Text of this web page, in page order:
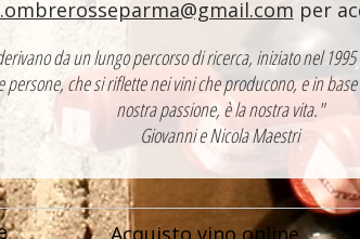
per
da un lungo percorso di ricerca, iniziato nel
che si riflette nei vini che producono, e in
nostra passione, è la nostra vita."
Giovanni e Nicola Maestri
Acquisto vino online